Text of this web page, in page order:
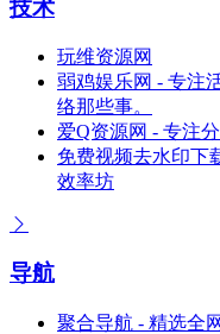
技术
玩维资源网
弱鸡娱乐网 - 专注
络那些事。
爱Q资源网 - 专注
免费视频去水印下
效率坊
导航
聚合导航 - 精选全